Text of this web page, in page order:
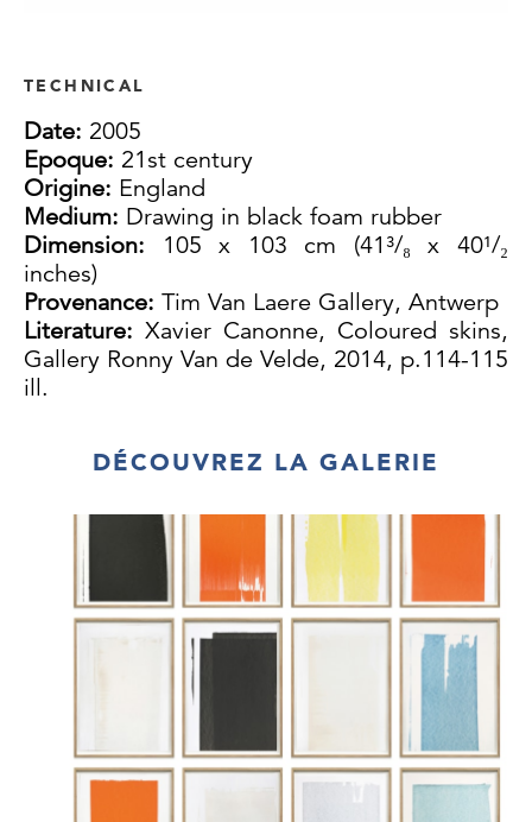
TECHNICAL
Date: 2005
Epoque: 21st century
Origine: England
Medium: Drawing in black foam rubber
Dimension: 105 x 103 cm (41³/₈ x 40¹/₂
inches)
Provenance: Tim Van Laere Gallery, Antwerp
Literature: Xavier Canonne, Coloured skins,
Gallery Ronny Van de Velde, 2014, p.114-115
ill.
Velde, Coloured skins, 2014
DÉCOUVREZ LA GALERIE